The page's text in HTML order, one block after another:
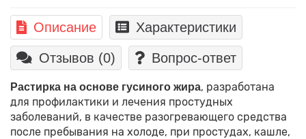
Описание Характеристики
Отзывов (0) Вопрос-ответ
Растирка на основе гусиного жира, разработана
для профилактики и лечения простудных
заболеваний, в качестве разогревающего средства
после пребывания на холоде, при простудах, кашле,